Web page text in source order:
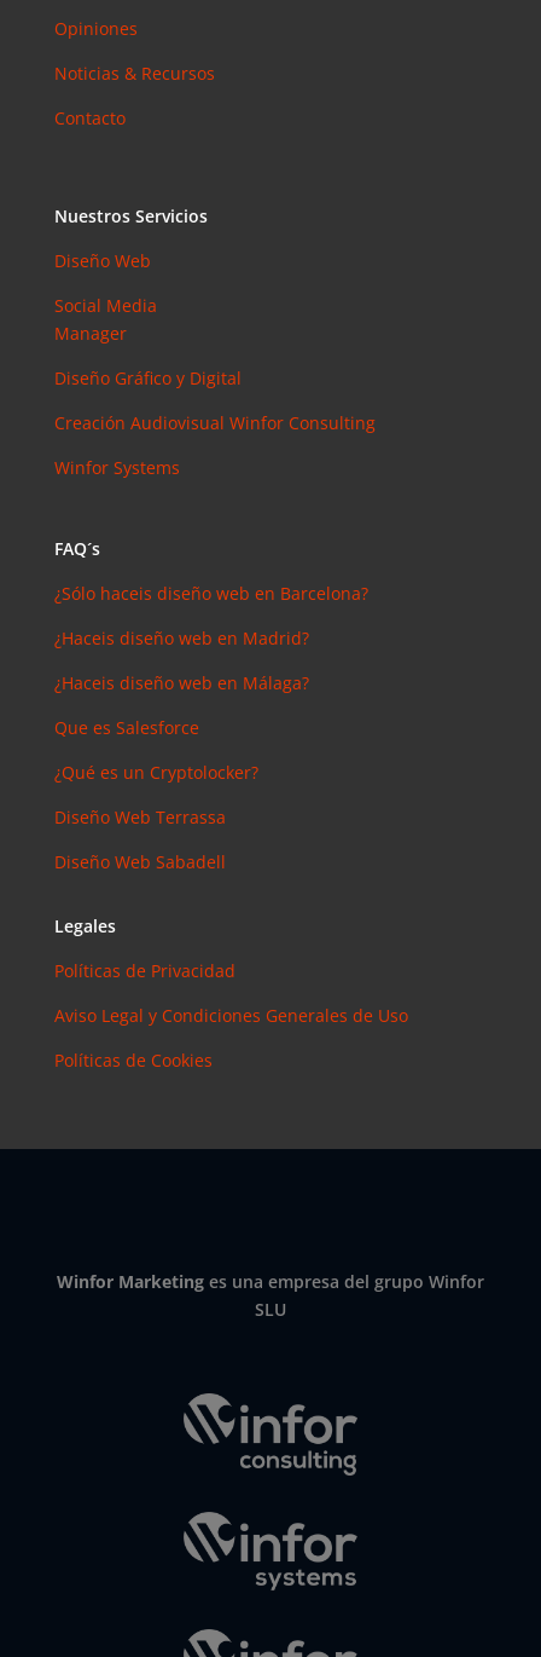
Opiniones
Noticias & Recursos
Contacto
Nuestros Servicios
Diseño Web
Social Media
Manager
Diseño Gráfico y Digital
Creación Audiovisual Winfor Consulting
Winfor Systems
FAQ´s
¿Sólo haceis diseño web en Barcelona?
¿Haceis diseño web en Madrid?
¿Haceis diseño web en Málaga?
Que es Salesforce
¿Qué es un Cryptolocker?
Diseño Web Terrassa
Diseño Web Sabadell
Legales
Políticas de Privacidad
Aviso Legal y Condiciones Generales de Uso
Políticas de Cookies
Winfor Marketinges una empresa del grupo Winfor
SLU